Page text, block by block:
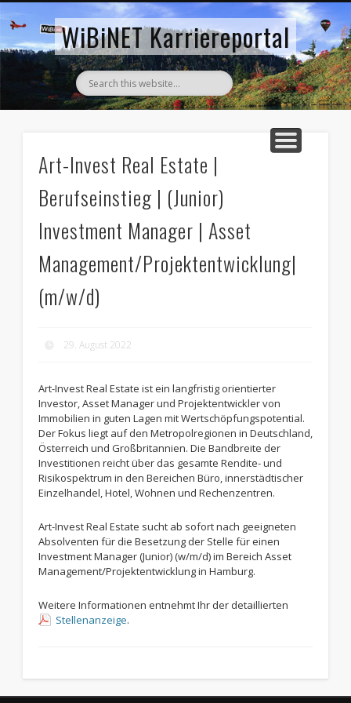
WiBiNET Karriereportal
AKTUELLE STELLENANZEIGEN
ZURÜCK ZUM WIBINET
Art-Invest Real Estate |
Berufseinstieg | (Junior)
Investment Manager | Asset
Management/Projektentwicklung|
(m/w/d)
29. August 2022
Art-Invest Real Estate ist ein langfristig orientierter
Investor, Asset Manager und Projektentwickler von
Immobilien in guten Lagen mit Wertschöpfungspotential.
Der Fokus liegt auf den Metropolregionen in Deutschland,
Österreich und Großbritannien. Die Bandbreite der
Investitionen reicht über das gesamte Rendite- und
Risikospektrum in den Bereichen Büro, innerstädtischer
Einzelhandel, Hotel, Wohnen und Rechenzentren.
Art-Invest Real Estate sucht ab sofort nach geeigneten
Absolventen für die Besetzung der Stelle für einen
Investment Manager (Junior) (w/m/d) im Bereich Asset
Management/Projektentwicklung in Hamburg.
Weitere Informationen entnehmt Ihr der detaillierten
Stellenanzeige.